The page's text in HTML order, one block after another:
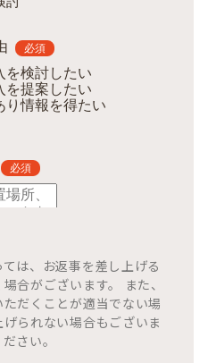
は、お返事を差し上げる
合がございます。 また、
だくことが適当でない場
られない場合もございま
さい。